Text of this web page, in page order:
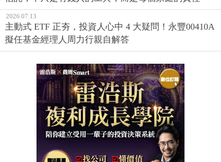
2026.07.13
主動式 ETF 正夯，投資人心中 4 大疑問！永豐00410A
擬任基金經理人周力行親自解答